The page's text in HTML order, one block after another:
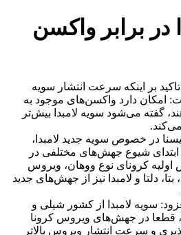
در برابر واکسن
بر اینکه سرعت انتشار سویه
امکان دارد واکسن‌های موجود به
گفته می‌شود سویه لامبدا بیش‌تر
می‌کند.
در خصوص سویه جدید لامبدا،
ابتدای شیوع جهش‌های مختلفی در
کرونای نوع ووهان، ویروس
دلتا و لامبدا نیز از جهش‌های جدید
سویه لامبدا از کشور شیلی و
قطعا در جهش‌های ویروس کرونا
و سرعت انتشار ویروس بالاتر